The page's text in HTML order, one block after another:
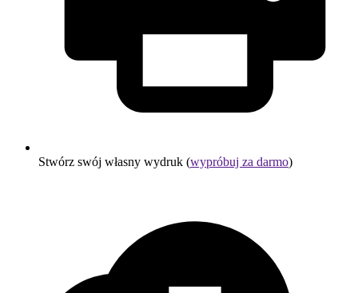
Stwórz swój własny wydruk (wypróbuj za darmo)